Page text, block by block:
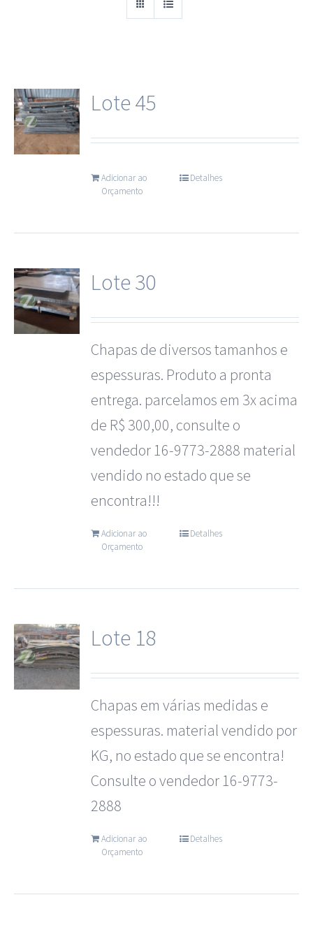
Equipamentos Industriais
Esquadrilhas metálicas (METALON)
Ferragens e Construção Civil
Madeira
Lote 45
Adicionar ao
Orçamento
Detalhes
Lote 30
Chapas de diversos tamanhos e
espessuras. Produto a pronta
entrega. parcelamos em 3x acima
de R$ 300,00, consulte o
vendedor 16-9773-2888 material
vendido no estado que se
encontra!!!
Adicionar ao
Orçamento
Detalhes
Lote 18
Chapas em várias medidas e
espessuras. material vendido por
KG, no estado que se encontra!
Consulte o vendedor 16-9773-
2888
Adicionar ao
Orçamento
Detalhes